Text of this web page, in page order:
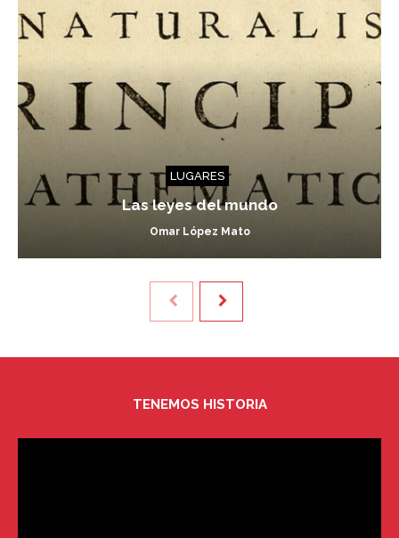
LUGARES
Las leyes del mundo
Omar López Mato
TENEMOS HISTORIA